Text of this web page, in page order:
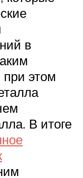
в
при этом
В итоге